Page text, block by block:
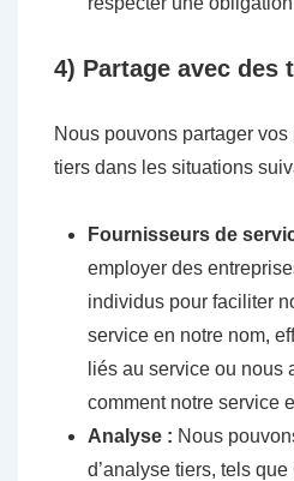
4) Partage avec des
Nous pouvons partager
tiers dans les situations
Fournisseurs de
employer des
individus pour faciliter
service en notre nom,
liés au service ou nous
comment notre service
Analyse : Nous
d’analyse tiers, tels